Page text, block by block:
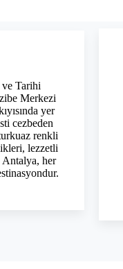
ve Tarihi
Merkezi
yer
cezbeden
renkli
lezzetli
Antalya, her